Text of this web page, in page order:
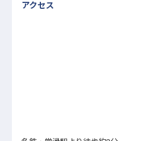
アクセス